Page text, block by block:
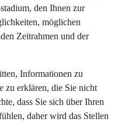
den Ihnen zur
möglichen
Zeitrahmen und der
Informationen zu
zu erklären, die Sie nicht
dass Sie sich über Ihren
daher wird das Stellen